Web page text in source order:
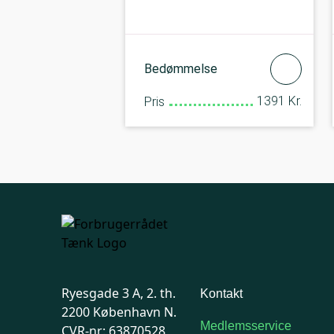
Bedømmelse
Pris 1391 Kr.
Ryesgade 3 A, 2. th.
2200 København N.
Kontakt
Medlemsservice